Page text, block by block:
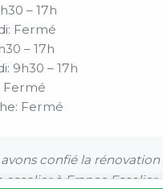
– 17h
Fermé
– 17h
9h30 – 17h
Fermé
Fermé
confié la rénovation
à France Escalier.